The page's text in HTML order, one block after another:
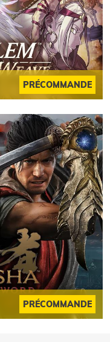
PRÉCOMMANDE
PRÉCOMMANDE